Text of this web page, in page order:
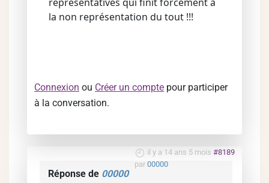
la non représentation du tout !!!
Connexion ou Créer un compte pour participer
à la conversation.
il y a 14 ans 5 mois #8189
par 00000
Réponse de 00000